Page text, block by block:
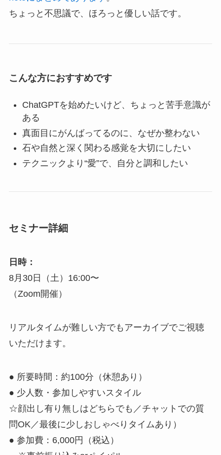
ちょっと不思議で、ほろっと優しい話です。
こんな方におすすめです
ChatGPTを始めたいけど、ちょっと苦手意識が
ある
真面目にがんばってるのに、なぜか整わない
石や自然と深く関わる感覚を大切にしたい
テクニックより“愛”で、自分と調和したい
セミナー詳細
日時：
8月30日（土）16:00〜
（Zoom開催）
リアルタイムが難しい方でもアーカイブでご視聴
いただけます。
● 所要時間：約100分（休憩あり）
● 少人数・参加しやすいスタイル
☆顔出し有り無しはどちらでも／チャットでの質
問OK／最後に少しおしゃべりタイムあり）
● 参加費：6,000円（税込）